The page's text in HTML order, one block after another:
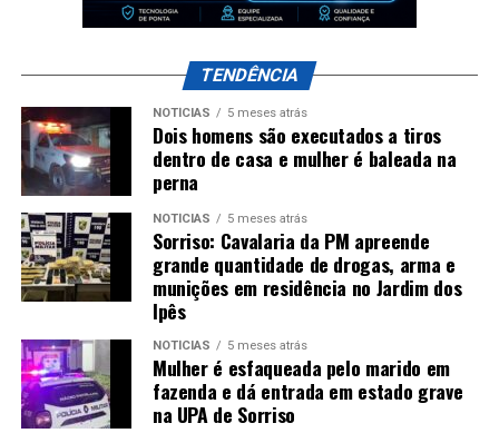
TENDÊNCIA
NOTÍCIAS 5 meses atrás
Dois homens são executados a tiros
dentro de casa e mulher é baleada na
perna
NOTÍCIAS 5 meses atrás
Sorriso: Cavalaria da PM apreende
grande quantidade de drogas, arma e
munições em residência no Jardim dos
Ipês
NOTÍCIAS 5 meses atrás
Mulher é esfaqueada pelo marido em
fazenda e dá entrada em estado grave
na UPA de Sorriso